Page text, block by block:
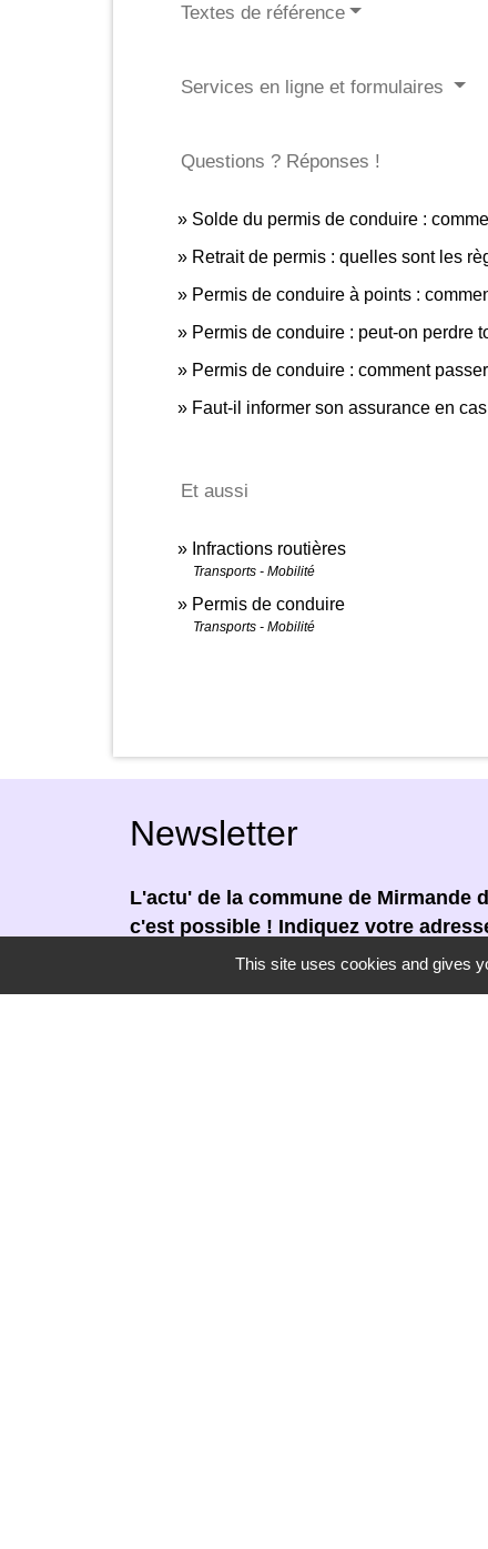
Textes de référence
Services en ligne et formulaires
Questions ? Réponses !
Solde du permis de conduire :
Retrait de permis : quelles sont les
Permis de conduire à points :
Permis de conduire : peut-on perdre
Permis de conduire : comment
Faut-il informer son assurance en
Et aussi
Infractions routières
Transports - Mobilité
Permis de conduire
Transports - Mobilité
Newsletter
L'actu' de la commune de Mirmande
c'est possible ! Indiquez votre
En renseignant votre adresse email,
This site uses cookies and gives